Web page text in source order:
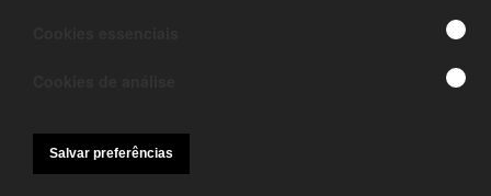
>
10/07/2012 - COMPRA DIRETA N 060/2012-
Salvar preferências